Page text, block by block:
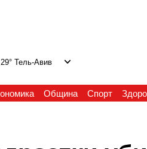
29° Тель-Авив
Община Спорт